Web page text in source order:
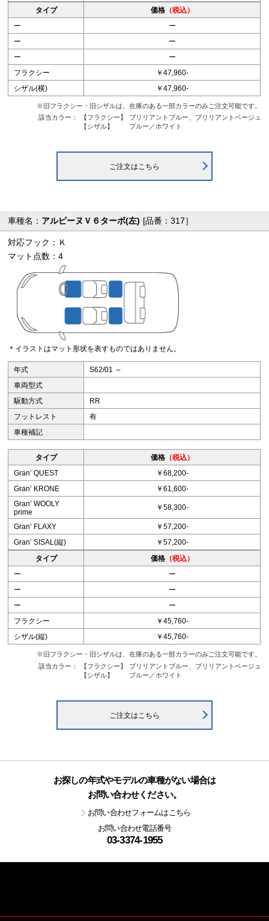
タイプ
価格（税込）
ー
ー
ー
ー
ー
ー
フラクシー
￥47,960-
シザル(横)
￥47,960-
※旧フラクシー・旧シザルは、在庫のある一部カラーのみご注文可能です。
該当カラー：
【フラクシー】
ブリリアントブルー、ブリリアントベージュ
【シザル】
ブルー／ホワイト
ご注文はこちら
車種名： アルピーヌＶ６ターボ(左) [品番：317］
対応フック：Ｋ
マット点数：4
＊イラストはマット形状を表すものではありません。
年式
S62/01 ～
車両型式
駆動方式
RR
フットレスト
有
車種補記
タイプ 価格（税込）
Granʼ QUEST
￥68,200-
Granʼ KRONE
￥61,600-
Granʼ WOOLY
prime
￥58,300-
Granʼ FLAXY
￥57,200-
Granʼ SISAL(縦)
￥57,200-
タイプ
価格（税込）
ー
ー
ー
ー
ー
ー
フラクシー
￥45,760-
シザル(縦)
￥45,760-
※旧フラクシー・旧シザルは、在庫のある一部カラーのみご注文可能です。
該当カラー：
【フラクシー】
ブリリアントブルー、ブリリアントベージュ
【シザル】
ブルー／ホワイト
ご注文はこちら
お探しの年式やモデルの車種がない場合は
お問い合わせください。
お問い合わせフォームはこちら
お問い合わせ電話番号
03-3374-1955